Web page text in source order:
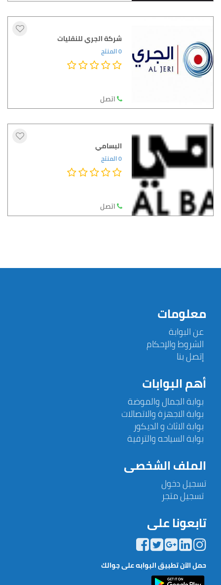
شركة الجري للنقليات
0 المنتج
اتصل
البسامي
0 المنتج
اتصل
معلومات
عن البوابة
الشروط والإحكام
إتصل بنا
أهم البوابات
بوابة الجمال والموضة
بوابة الاجهزة والاتصالات
بوابة الاثاث و الديكور
بوابة السياحه والترفية
الملف الشخصى
تسجيل دخول
تسجيل متجر
تابعونا على
حمل الآن تطبيق البوابه على جوالك